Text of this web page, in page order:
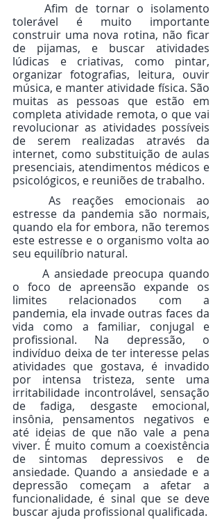
	Afim de tornar o isolamento
tolerável é muito importante
construir uma nova rotina, não ficar
de pijamas, e buscar atividades
lúdicas e criativas, como pintar,
organizar fotografias, leitura, ouvir
música, e manter atividade física. São
muitas as pessoas que estão em
completa atividade remota, o que vai
revolucionar as atividades possíveis
de serem realizadas através da
internet, como substituição de aulas
presenciais, atendimentos médicos e
psicológicos, e reuniões de trabalho.
estresse da pandemia são normais,
quando ela for embora, não teremos
este estresse e o organismo volta ao
seu equilíbrio natural.
o foco de apreensão expande os
limites relacionados com a
pandemia, ela invade outras faces da
vida como a familiar, conjugal e
profissional. Na depressão, o
indivíduo deixa de ter interesse pelas
atividades que gostava, é invadido
por intensa tristeza, sente uma
irritabilidade incontrolável, sensação
de fadiga, desgaste emocional,
insônia, pensamentos negativos e
até ideias de que não vale a pena
viver. É muito comum a coexistência
de sintomas depressivos e de
ansiedade. Quando a ansiedade e a
depressão começam a afetar a
funcionalidade, é sinal que se deve
buscar ajuda profissional qualificada.